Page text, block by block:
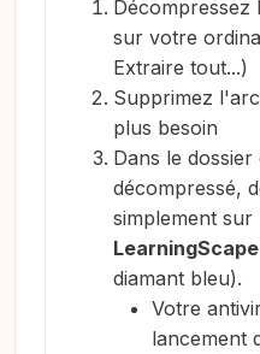
sur votre
Extraire tout...)
Supprimez
plus besoin
Dans le
décompressé,
simplement sur
LearningScape
diamant bleu).
Votre
lancement